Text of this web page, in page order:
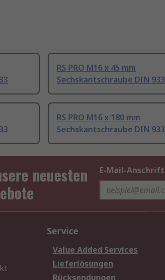
RS PRO M16 x 45 mm
Sechskantschraube DIN 933
RS PRO M16 x 180 mm
Sechskantschraube DIN 933
neuesten
E-Mail-Anschrift
Service
Value Added Services
Lieferlösungen
Rücksendungen